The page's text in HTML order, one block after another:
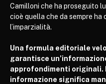
Camilloni che ha proseguito
cioè quella che da sempre ha
l’imparzialità.
Una formula editoriale
garantisce
approfondimenti originali.
informazione significa